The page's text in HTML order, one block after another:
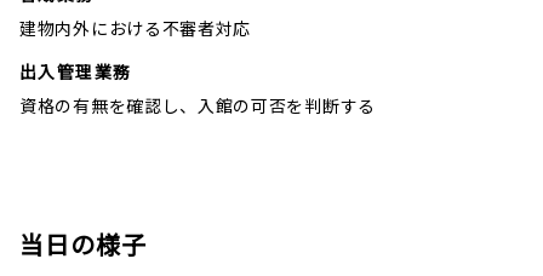
建物内外における不審者対応
出入管理業務
資格の有無を確認し、入館の可否を判断する
当日の様子